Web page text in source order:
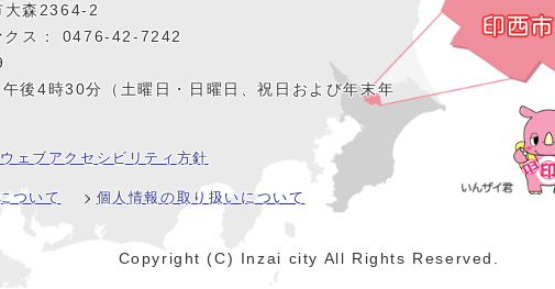
森2364‐2
クス： 0476‐42‐7242
後4時30分（土曜日・日曜日、祝日および年末年
ウェブアクセシビリティ方針
ついて 個人情報の取り扱いについて
Copyright (C) Inzai city All Rights Reserved.